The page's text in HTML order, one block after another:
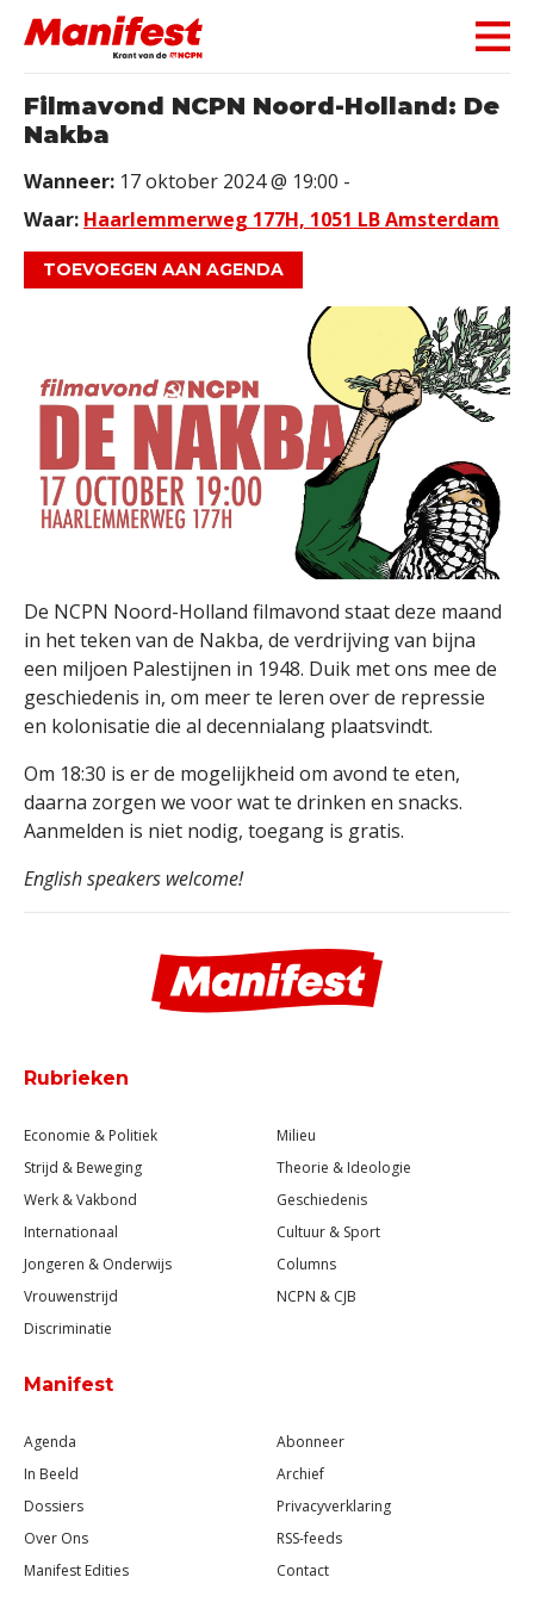
Skip navigation
Filmavond NCPN Noord-Holland: De
Nakba
Wanneer: 17 oktober 2024 @ 19:00 -
Waar: Haarlemmerweg 177H, 1051 LB Amsterdam
TOEVOEGEN AAN AGENDA
De NCPN Noord-Holland filmavond staat deze maand
in het teken van de Nakba, de verdrijving van bijna
een miljoen Palestijnen in 1948. Duik met ons mee de
geschiedenis in, om meer te leren over de repressie
en kolonisatie die al decennialang plaatsvindt.
Om 18:30 is er de mogelijkheid om avond te eten,
daarna zorgen we voor wat te drinken en snacks.
Aanmelden is niet nodig, toegang is gratis.
English speakers welcome!
Rubrieken
Economie & Politiek
Strijd & Beweging
Werk & Vakbond
Internationaal
Jongeren & Onderwijs
Vrouwenstrijd
Discriminatie
Milieu
Theorie & Ideologie
Geschiedenis
Cultuur & Sport
Columns
NCPN & CJB
Manifest
Agenda
In Beeld
Dossiers
Over Ons
Manifest Edities
Abonneer
Archief
Privacyverklaring
RSS-feeds
Contact